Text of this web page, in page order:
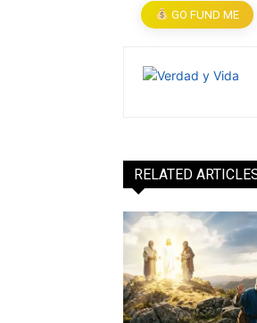
GO FUND ME
RELATED